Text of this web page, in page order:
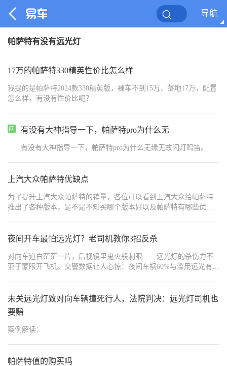
导航
帕萨特有没有远光灯
17万的帕萨特330精英性价比怎么样
我提的是帕萨特2024款330精英版，裸车不到15万，落地17万，配置
怎么样，有没有性价比呢？
有没有大神指导一下，帕萨特pro为什么无
有没有大神指导一下，帕萨特pro为什么无缘无故闪灯鸣笛。
上汽大众帕萨特优缺点
为了提升上汽大众帕萨特的销量，各位可以看到上汽大众给帕萨特
推出了各种版本，是不是不知买哪个版本好以及帕萨特有哪些优缺
夜间开车最怕远光灯？老司机教你3招反杀
对向车道白茫茫一片，后视镜里鬼火般刺眼——远光灯的杀伤力不
亚于蒙眼开飞机。交警数据让人心惊：夜间车祸60%与滥用远光有
击术**，从眼神训练、战术走位到科技改装，让你在灯光战场上反
客为主，专治各种不服！
未关远光灯致对向车辆撞死行人，法院判决：远光灯司机也
要赔
案例解读：
帕萨特值的购买吗